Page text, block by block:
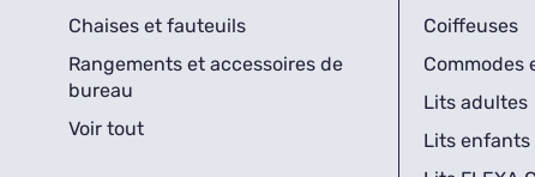
Chaises et fauteuils
Rangements et accessoires de
bureau
Voir tout
Coiffeuses
Commodes
Lits adultes
Lits enfants